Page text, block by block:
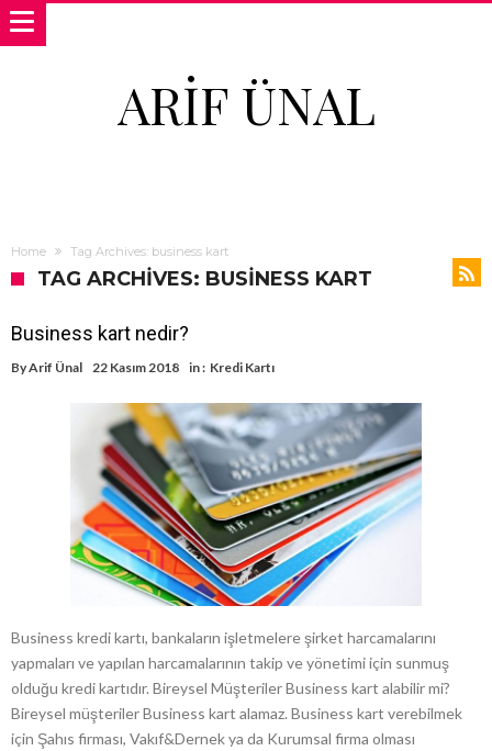
ARIF ÜNAL
Home Tag Archives: business kart
TAG ARCHIVES: BUSINESS KART
Business kart nedir?
ByArif Ünal 22 Kasım 2018 in : Kredi Kartı
Business kredi kartı, bankaların işletmelere şirket harcamalarını
yapmaları ve yapılan harcamalarının takip ve yönetimi için sunmuş
olduğu kredi kartıdır. Bireysel Müşteriler Business kart alabilir mi?
Bireysel müşteriler Business kart alamaz. Business kart verebilmek
için Şahıs firması, Vakıf&Dernek ya da Kurumsal firma olması